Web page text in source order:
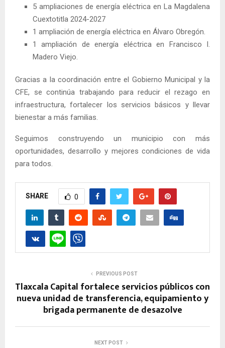
5 ampliaciones de energía eléctrica en La Magdalena
Cuextotitla 2024-2027
1 ampliación de energía eléctrica en Álvaro Obregón.
1 ampliación de energía eléctrica en Francisco I.
Madero Viejo.
Gracias a la coordinación entre el Gobierno Municipal y la
CFE, se continúa trabajando para reducir el rezago en
infraestructura, fortalecer los servicios básicos y llevar
bienestar a más familias.
Seguimos construyendo un municipio con más
oportunidades, desarrollo y mejores condiciones de vida
para todos.
SHARE 0
PREVIOUS POST
Tlaxcala Capital fortalece servicios públicos con
nueva unidad de transferencia, equipamiento y
brigada permanente de desazolve
NEXT POST